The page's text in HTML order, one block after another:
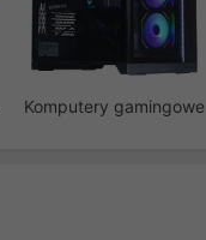
Komputery gamingowe